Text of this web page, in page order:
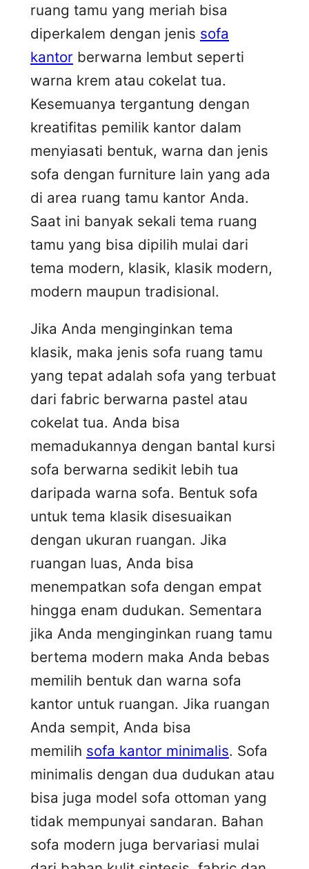
ruang tamu yang meriah bisa
diperkalem dengan jenis sofa
kantor berwarna lembut seperti
warna krem atau cokelat tua.
Kesemuanya tergantung dengan
kreatifitas pemilik kantor dalam
menyiasati bentuk, warna dan jenis
sofa dengan furniture lain yang ada
di area ruang tamu kantor Anda.
Saat ini banyak sekali tema ruang
tamu yang bisa dipilih mulai dari
tema modern, klasik, klasik modern,
modern maupun tradisional.
Jika Anda menginginkan tema
klasik, maka jenis sofa ruang tamu
yang tepat adalah sofa yang terbuat
dari fabric berwarna pastel atau
cokelat tua. Anda bisa
memadukannya dengan bantal kursi
sofa berwarna sedikit lebih tua
daripada warna sofa. Bentuk sofa
untuk tema klasik disesuaikan
dengan ukuran ruangan. Jika
ruangan luas, Anda bisa
menempatkan sofa dengan empat
hingga enam dudukan. Sementara
jika Anda menginginkan ruang tamu
bertema modern maka Anda bebas
memilih bentuk dan warna sofa
kantor untuk ruangan. Jika ruangan
Anda sempit, Anda bisa
memilih sofa kantor minimalis. Sofa
minimalis dengan dua dudukan atau
bisa juga model sofa ottoman yang
tidak mempunyai sandaran. Bahan
sofa modern juga bervariasi mulai